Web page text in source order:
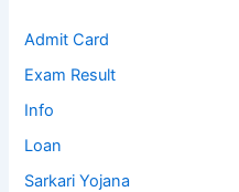
Admit Card
Exam Result
Info
Loan
Sarkari Yojana